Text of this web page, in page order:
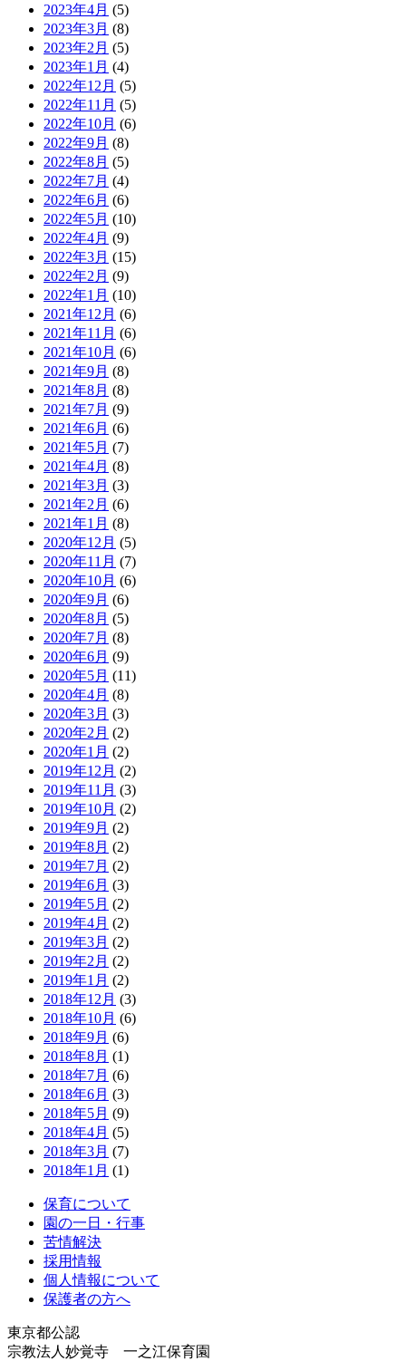
2023年4月 (5)
2023年3月 (8)
2023年2月 (5)
2023年1月 (4)
2022年12月 (5)
2022年11月 (5)
2022年10月 (6)
2022年9月 (8)
2022年8月 (5)
2022年7月 (4)
2022年6月 (6)
2022年5月 (10)
2022年4月 (9)
2022年3月 (15)
2022年2月 (9)
2022年1月 (10)
2021年12月 (6)
2021年11月 (6)
2021年10月 (6)
2021年9月 (8)
2021年8月 (8)
2021年7月 (9)
2021年6月 (6)
2021年5月 (7)
2021年4月 (8)
2021年3月 (3)
2021年2月 (6)
2021年1月 (8)
2020年12月 (5)
2020年11月 (7)
2020年10月 (6)
2020年9月 (6)
2020年8月 (5)
2020年7月 (8)
2020年6月 (9)
2020年5月 (11)
2020年4月 (8)
2020年3月 (3)
2020年2月 (2)
2020年1月 (2)
2019年12月 (2)
2019年11月 (3)
2019年10月 (2)
2019年9月 (2)
2019年8月 (2)
2019年7月 (2)
2019年6月 (3)
2019年5月 (2)
2019年4月 (2)
2019年3月 (2)
2019年2月 (2)
2019年1月 (2)
2018年12月 (3)
2018年10月 (6)
2018年9月 (6)
2018年8月 (1)
2018年7月 (6)
2018年6月 (3)
2018年5月 (9)
2018年4月 (5)
2018年3月 (7)
2018年1月 (1)
保育について
園の一日・行事
苦情解決
採用情報
個人情報について
保護者の方へ
東京都公認
宗教法人妙覚寺 一之江保育園